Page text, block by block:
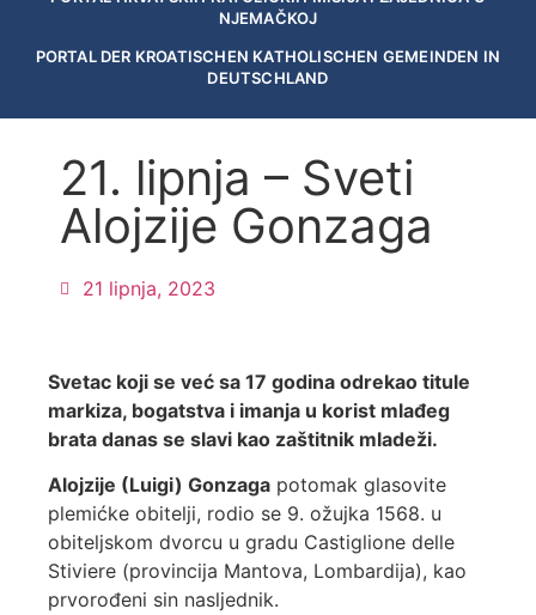
NJEMAČKOJ
PORTAL DER KROATISCHEN KATHOLISCHEN GEMEINDEN IN
DEUTSCHLAND
21. lipnja – Sveti
Alojzije Gonzaga
21 lipnja, 2023
Svetac koji se već sa 17 godina odrekao titule
markiza, bogatstva i imanja u korist mlađeg
brata danas se slavi kao zaštitnik mladeži.
Alojzije (Luigi) Gonzaga potomak glasovite
plemićke obitelji, rodio se 9. ožujka 1568. u
obiteljskom dvorcu u gradu Castiglione delle
Stiviere (provincija Mantova, Lombardija), kao
prvorođeni sin nasljednik.